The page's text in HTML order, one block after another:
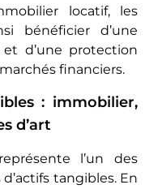
locatif, les
bénéficier d’une
d’une protection
financiers.
: immobilier,
d’art
l’un des
tangiblеs. En